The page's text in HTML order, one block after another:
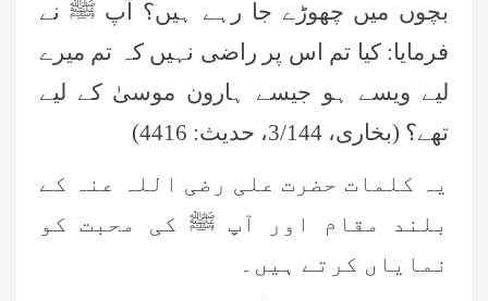
بچوں میں چھوڑے جا رہے ہیں؟ آپ ﷺ نے
فرمایا: کیا تم اس پر راضی نہیں کہ تم میرے
لیے ویسے ہو جیسے ہارون موسیٰ کے لیے
تھے؟ (بخاری، 3/144، حدیث: 4416)
یہ کلمات حضرت علی رضی اللہ عنہ کے
بلند مقام اور آپ ﷺ کی محبت کو
نمایاں کرتے ہیں۔